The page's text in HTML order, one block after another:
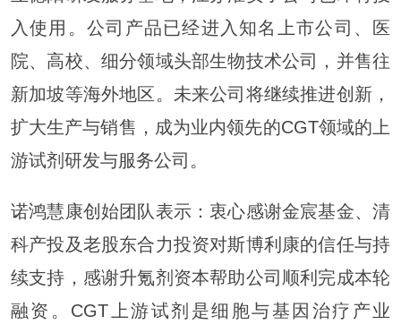
入使用。公司产品已经进入知名上市公司、医
院、高校、细分领域头部生物技术公司，并售往
新加坡等海外地区。未来公司将继续推进创新，
扩大生产与销售，成为业内领先的CGT领域的上
游试剂研发与服务公司。
诺鸿慧康创始团队表示：衷心感谢金宸基金、清
科产投及老股东合力投资对斯博利康的信任与持
续支持，感谢升氪剂资本帮助公司顺利完成本轮
融资。CGT上游试剂是细胞与基因治疗产业